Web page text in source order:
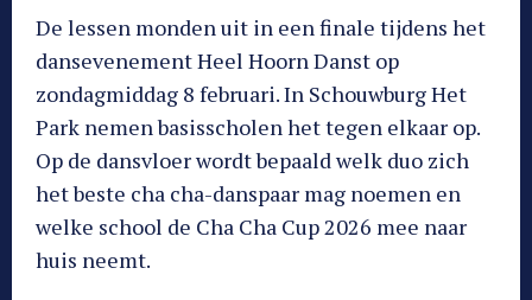
De lessen monden uit in een finale tijdens het
dansevenement Heel Hoorn Danst op
zondagmiddag 8 februari. In Schouwburg Het
Park nemen basisscholen het tegen elkaar op.
Op de dansvloer wordt bepaald welk duo zich
het beste cha cha-danspaar mag noemen en
welke school de Cha Cha Cup 2026 mee naar
huis neemt.